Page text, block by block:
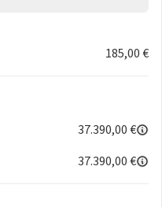
mit Gurtstraffer für
in den Vordersitzen
mit automatischer
185,00 €
37.390,00 €
37.390,00 €